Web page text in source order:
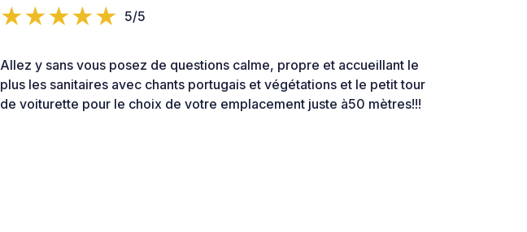
5/5
Allez y sans vous posez de questions calme, propre et accueillant le
plus les sanitaires avec chants portugais et végétations et le petit tour
de voiturette pour le choix de votre emplacement juste à50 mètres!!!